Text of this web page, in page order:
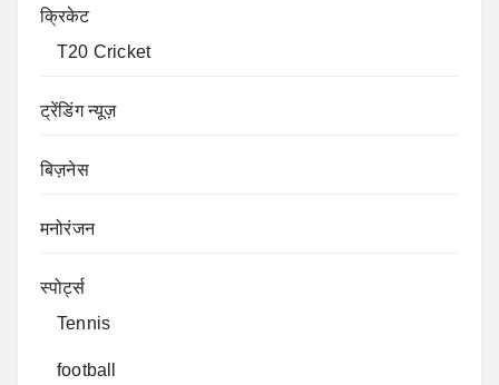
क्रिकेट
T20 Cricket
ट्रेंडिंग न्यूज़
बिज़नेस
मनोरंजन
स्पोर्ट्स
Tennis
football